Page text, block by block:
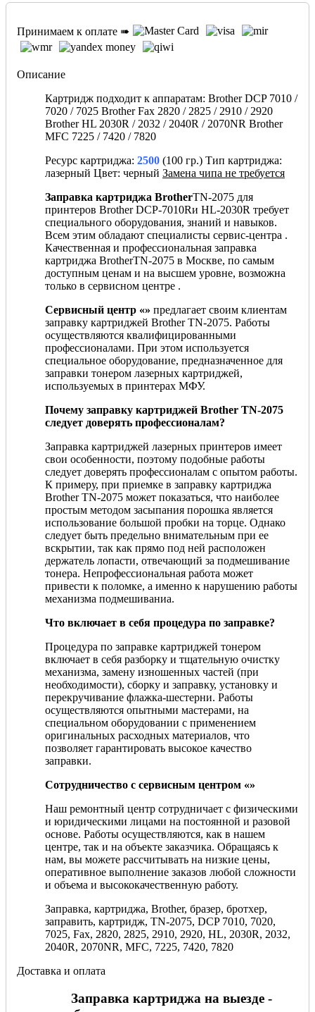
Принимаем к оплате ➠
Описание
Картридж подходит к аппаратам: Brother DCP 7010 /
7020 / 7025 Brother Fax 2820 / 2825 / 2910 / 2920
Brother HL 2030R / 2032 / 2040R / 2070NR Brother
MFC 7225 / 7420 / 7820
Ресурс картриджа: 2500 (100 гр.) Тип картриджа:
лазерный Цвет: черный Замена чипа не требуется
Заправка картриджа BrotherTN-2075 для
принтеров Brother DCP-7010Rи HL-2030R требует
специального оборудования, знаний и навыков.
Всем этим обладают специалисты сервис-центра .
Качественная и профессиональная заправка
картриджа BrotherTN-2075 в Москве, по самым
доступным ценам и на высшем уровне, возможна
только в сервисном центре .
Сервисный центр «» предлагает своим клиентам
заправку картриджей Brother TN-2075. Работы
осуществляются квалифицированными
профессионалами. При этом используется
специальное оборудование, предназначенное для
заправки тонером лазерных картриджей,
используемых в принтерах МФУ.
Почему заправку картриджей Brother TN-2075
следует доверять профессионалам?
Заправка картриджей лазерных принтеров имеет
свои особенности, поэтому подобные работы
следует доверять профессионалам с опытом работы.
К примеру, при приемке в заправку картриджа
Brother TN-2075 может показаться, что наиболее
простым методом засыпания порошка является
использование большой пробки на торце. Однако
следует быть предельно внимательным при ее
вскрытии, так как прямо под ней расположен
держатель лопасти, отвечающий за подмешивание
тонера. Непрофессиональная работа может
привести к поломке, а именно к нарушению работы
механизма подмешиваниа.
Что включает в себя процедура по заправке?
Процедура по заправке картриджей тонером
включает в себя разборку и тщательную очистку
механизма, замену изношенных частей (при
необходимости), сборку и заправку, установку и
перекручивание флажка-шестерни. Работы
осуществляются опытными мастерами, на
специальном оборудовании с применением
оригинальных расходных материалов, что
позволяет гарантировать высокое качество
заправки.
Сотрудничество с сервисным центром «»
Наш ремонтный центр сотрудничает с физическими
и юридическими лицами на постоянной и разовой
основе. Работы осуществляются, как в нашем
центре, так и на объекте заказчика. Обращаясь к
нам, вы можете рассчитывать на низкие цены,
оперативное выполнение заказов любой сложности
и объема и высококачественную работу.
Заправка, картриджа, Brother, бразер, бротхер,
заправить, картридж, TN-2075, DCP 7010, 7020,
7025, Fax, 2820, 2825, 2910, 2920, HL, 2030R, 2032,
2040R, 2070NR, MFC, 7225, 7420, 7820
Доставка и оплата
Заправка картриджа на выезде -